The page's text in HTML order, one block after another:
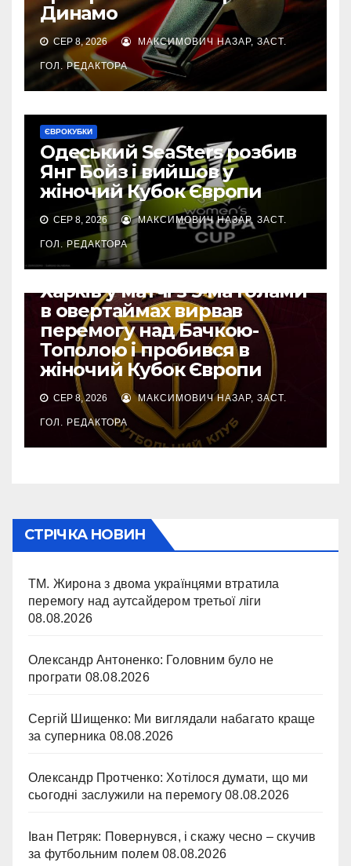
Динамо
СЕР 8, 2026 МАКСИМОВИЧ НАЗАР, ЗАСТ.
ГОЛ. РЕДАКТОРА
ЄВРОКУБКИ
Одеський SeaSters розбив
Янг Бойз і вийшов у
жіночий Кубок Європи
СЕР 8, 2026 МАКСИМОВИЧ НАЗАР, ЗАСТ.
ГОЛ. РЕДАКТОРА
ЄВРОКУБКИ
Харків у матчі з 5-ма голами
в овертаймах вирвав
перемогу над Бачкою-
Тополою і пробився в
жіночий Кубок Європи
СЕР 8, 2026 МАКСИМОВИЧ НАЗАР, ЗАСТ.
ГОЛ. РЕДАКТОРА
СТРІЧКА НОВИН
ТМ. Жирона з двома українцями втратила
перемогу над аутсайдером третьої ліги
08.08.2026
Олександр Антоненко: Головним було не
програти 08.08.2026
Сергій Шищенко: Ми виглядали набагато краще
за суперника 08.08.2026
Олександр Протченко: Хотілося думати, що ми
сьогодні заслужили на перемогу 08.08.2026
Іван Петряк: Повернувся, і скажу чесно – скучив
за футбольним полем 08.08.2026